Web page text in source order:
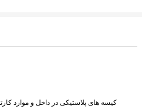
کیسه های پلاستیکی در داخل و موارد